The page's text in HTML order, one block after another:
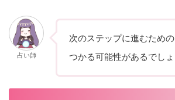
占い師
次のステップに進むため
つかる可能性があるでしょ